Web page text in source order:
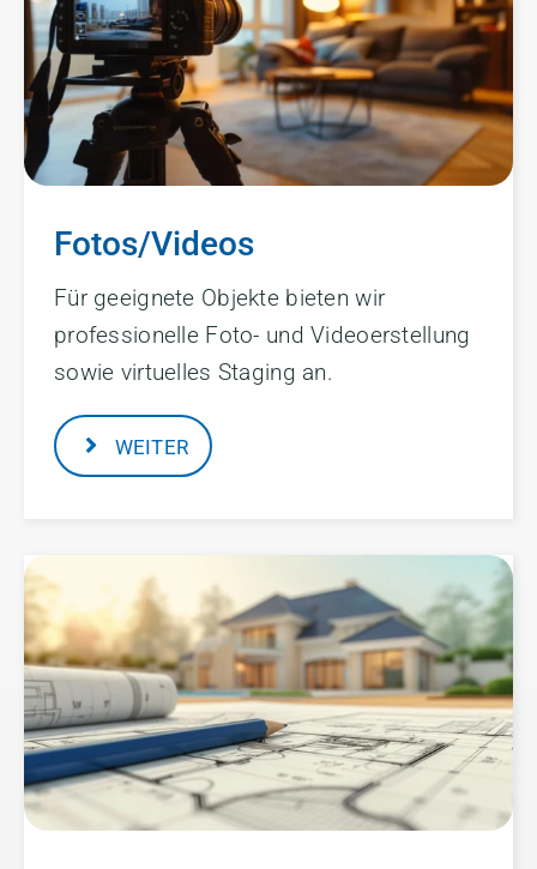
Fotos/Videos
Für geeignete Objekte bieten wir
professionelle Foto- und Videoerstellung
sowie virtuelles Staging an.
WEITER